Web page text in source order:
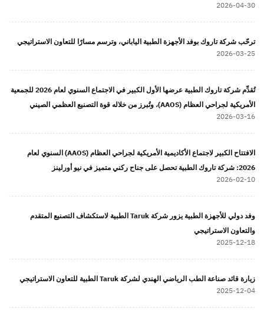
2026-04-30
ترحّب شركة تاروك بوفد الأجهزة الطبية الياباني، وترسم مسارًا للتعاون الاستراتيجي
2026-03-25
تُقدِّم شركة تاروك الطبية عرضها الأول الكبير في الاجتماع السنوي لعام 2026 للجمعية
الأمريكية لجراحي العظام (AAOS)، وتُبرز من خلاله قوة التصنيع العظمي الصيني
2026-03-16
الافتتاح الكبير لاجتماع الأكاديمية الأمريكية لجراحي العظام (AAOS) السنوي لعام
2026: شركة تاروك الطبية تحصل على جناح ركني متميز في نيو أورلينز
2026-02-10
وفد دولي للأجهزة الطبية يزور شركة Taruk الطبية لاستكشاف التصنيع المتقدم
والتعاون الاستراتيجي
2025-12-18
زيارة قائد صناعة الطب الرياضي الهندي لشركة Taruk الطبية للتعاون الاستراتيجي
2025-12-04